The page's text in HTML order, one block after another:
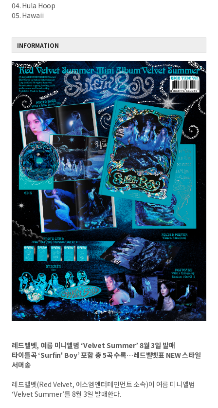
04. Hula Hoop
05. Hawaii
INFORMATION
레드벨벳, 여름 미니앨범 ‘Velvet Summer’ 8월 3일 발매
타이틀곡 ‘Surfin' Boy’ 포함 총 5곡 수록…레드벨벳표 NEW 스타일
서머송
레드벨벳(Red Velvet, 에스엠엔터테인먼트 소속)이 여름 미니앨범
‘Velvet Summer’를 8월 3일 발매한다.